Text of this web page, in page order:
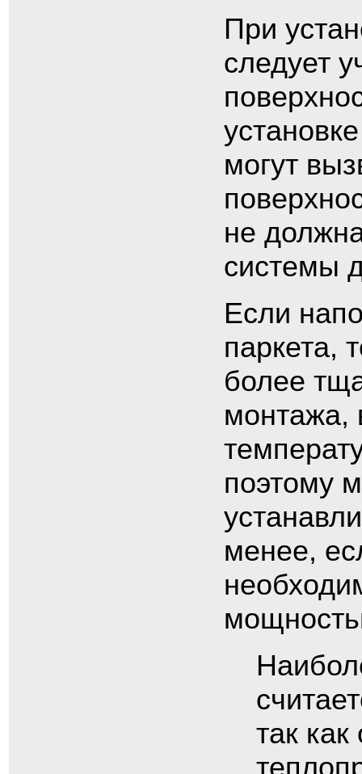
При
следует
могут
не
системы
Если
паркета,
более
монтажа,
поэтому
менее,
так